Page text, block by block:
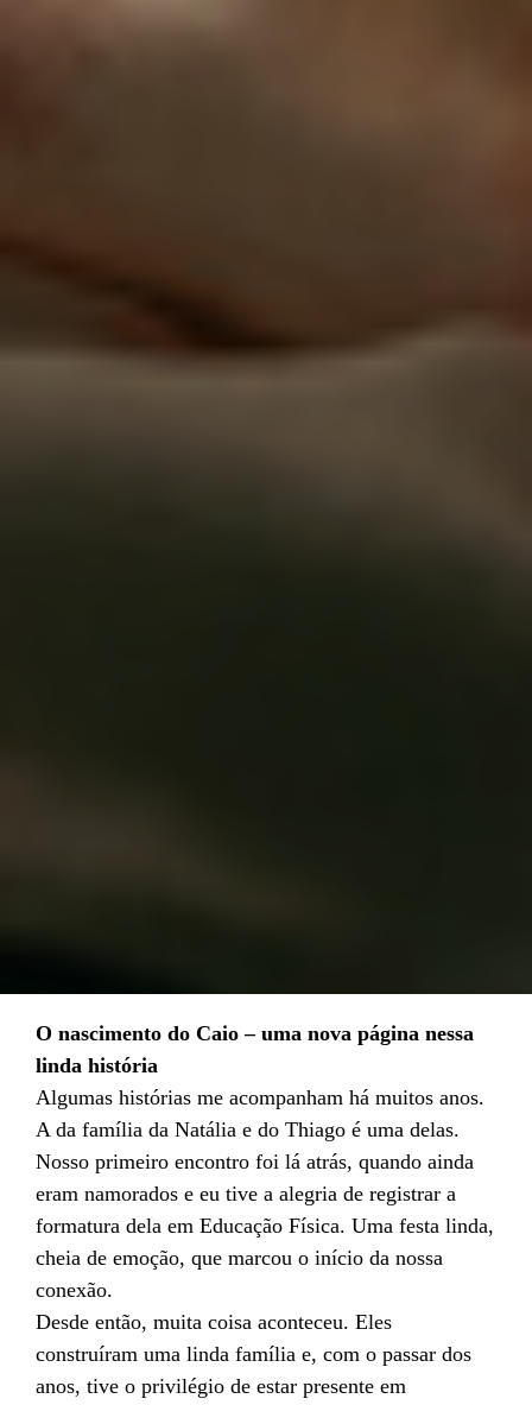
O nascimento do Caio – uma nova página nessa
linda história
Algumas histórias me acompanham há muitos anos.
A da família da Natália e do Thiago é uma delas.
Nosso primeiro encontro foi lá atrás, quando ainda
eram namorados e eu tive a alegria de registrar a
formatura dela em Educação Física. Uma festa linda,
cheia de emoção, que marcou o início da nossa
conexão.
Desde então, muita coisa aconteceu. Eles
construíram uma linda família e, com o passar dos
anos, tive o privilégio de estar presente em